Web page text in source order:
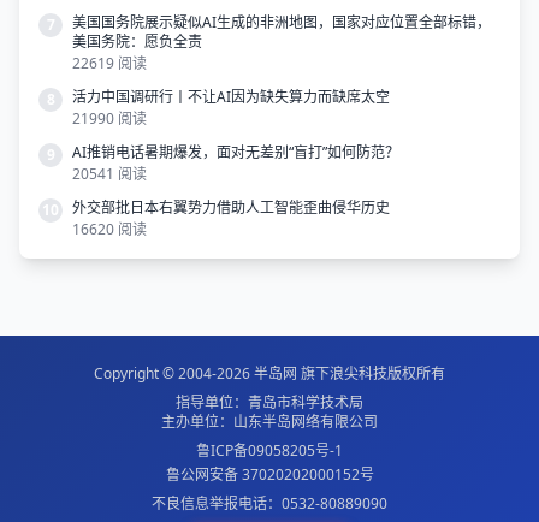
7
美国国务院展示疑似AI生成的非洲地图，国家对应位置全部标错，
美国务院：愿负全责
22619 阅读
8
活力中国调研行丨不让AI因为缺失算力而缺席太空
21990 阅读
9
AI推销电话暑期爆发，面对无差别“盲打”如何防范？
20541 阅读
10
外交部批日本右翼势力借助人工智能歪曲侵华历史
16620 阅读
Copyright © 2004-2026半岛网 旗下浪尖科技版权所有
指导单位：青岛市科学技术局
主办单位：山东半岛网络有限公司
鲁ICP备09058205号-1
鲁公网安备 37020202000152号
不良信息举报电话：0532-80889090